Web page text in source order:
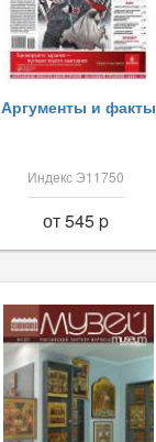
Аргументы и факты
Индекс Э11750
от 545 p